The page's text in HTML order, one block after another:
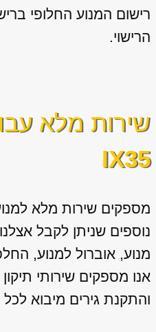
רישום המנוע החלופי
הרישוי.
שירות מלא
IX35
מספקים שירות מלא
נוספים שניתן לקבל
מנוע, אוברול למנוע,
והתקנת גירים מיבוא לכל